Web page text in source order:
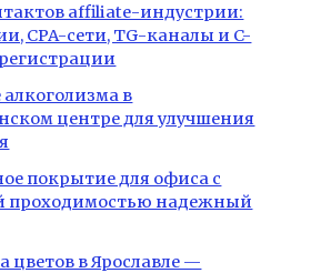
affiliate-индустрии:
CPA-сети, TG-каналы и C-
регистрации
в
центре для улучшения
покрытие для офиса с
проходимостью надежный
цветов в Ярославле —